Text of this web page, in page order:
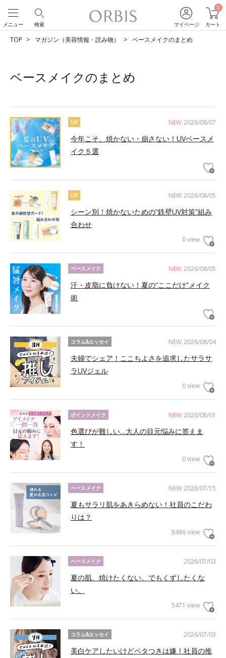
マイページ
0
カート
検索
メニュー
TOP マガジン（美容情報・読み物） ベースメイクのまとめ
ベースメイクのまとめ
NEW 2026/08/07
UV
今年こそ、焼かない・崩さない！UVベースメ
イク５選
NEW 2026/08/05
UV
シーン別！焼かないための“鉄壁UV対策”組み
合わせ
0 view
NEW 2026/08/05
ベースメイク
汗・皮脂に負けない！夏の“ここだけ”メイク
術
NEW 2026/08/04
コラム&エッセイ
夫婦でシェア！ここちよさを追求したサラサ
ラUVジェル
0 view
NEW 2026/08/01
ポイントメイク
色選びが難しい…大人の目元悩みに答えま
す！
0 view
NEW 2026/07/15
ベースメイク
夏もサラリ肌をあきらめない！社員のこだわ
りは？
8486 view
2026/07/03
ベースメイク
夏の肌、焼けたくない。でもくずしたくな
い。
5471 view
2026/07/03
コラム&エッセイ
美白ケアしたいけどベタつきは嫌！社員の推